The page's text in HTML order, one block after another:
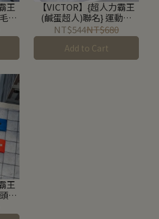
王
巾
【VICTOR】{超人力霸王
(鹹蛋超人)聯名} 運動帽
VC511UTM
NT$544NT$680
Add to Cart
王
帶